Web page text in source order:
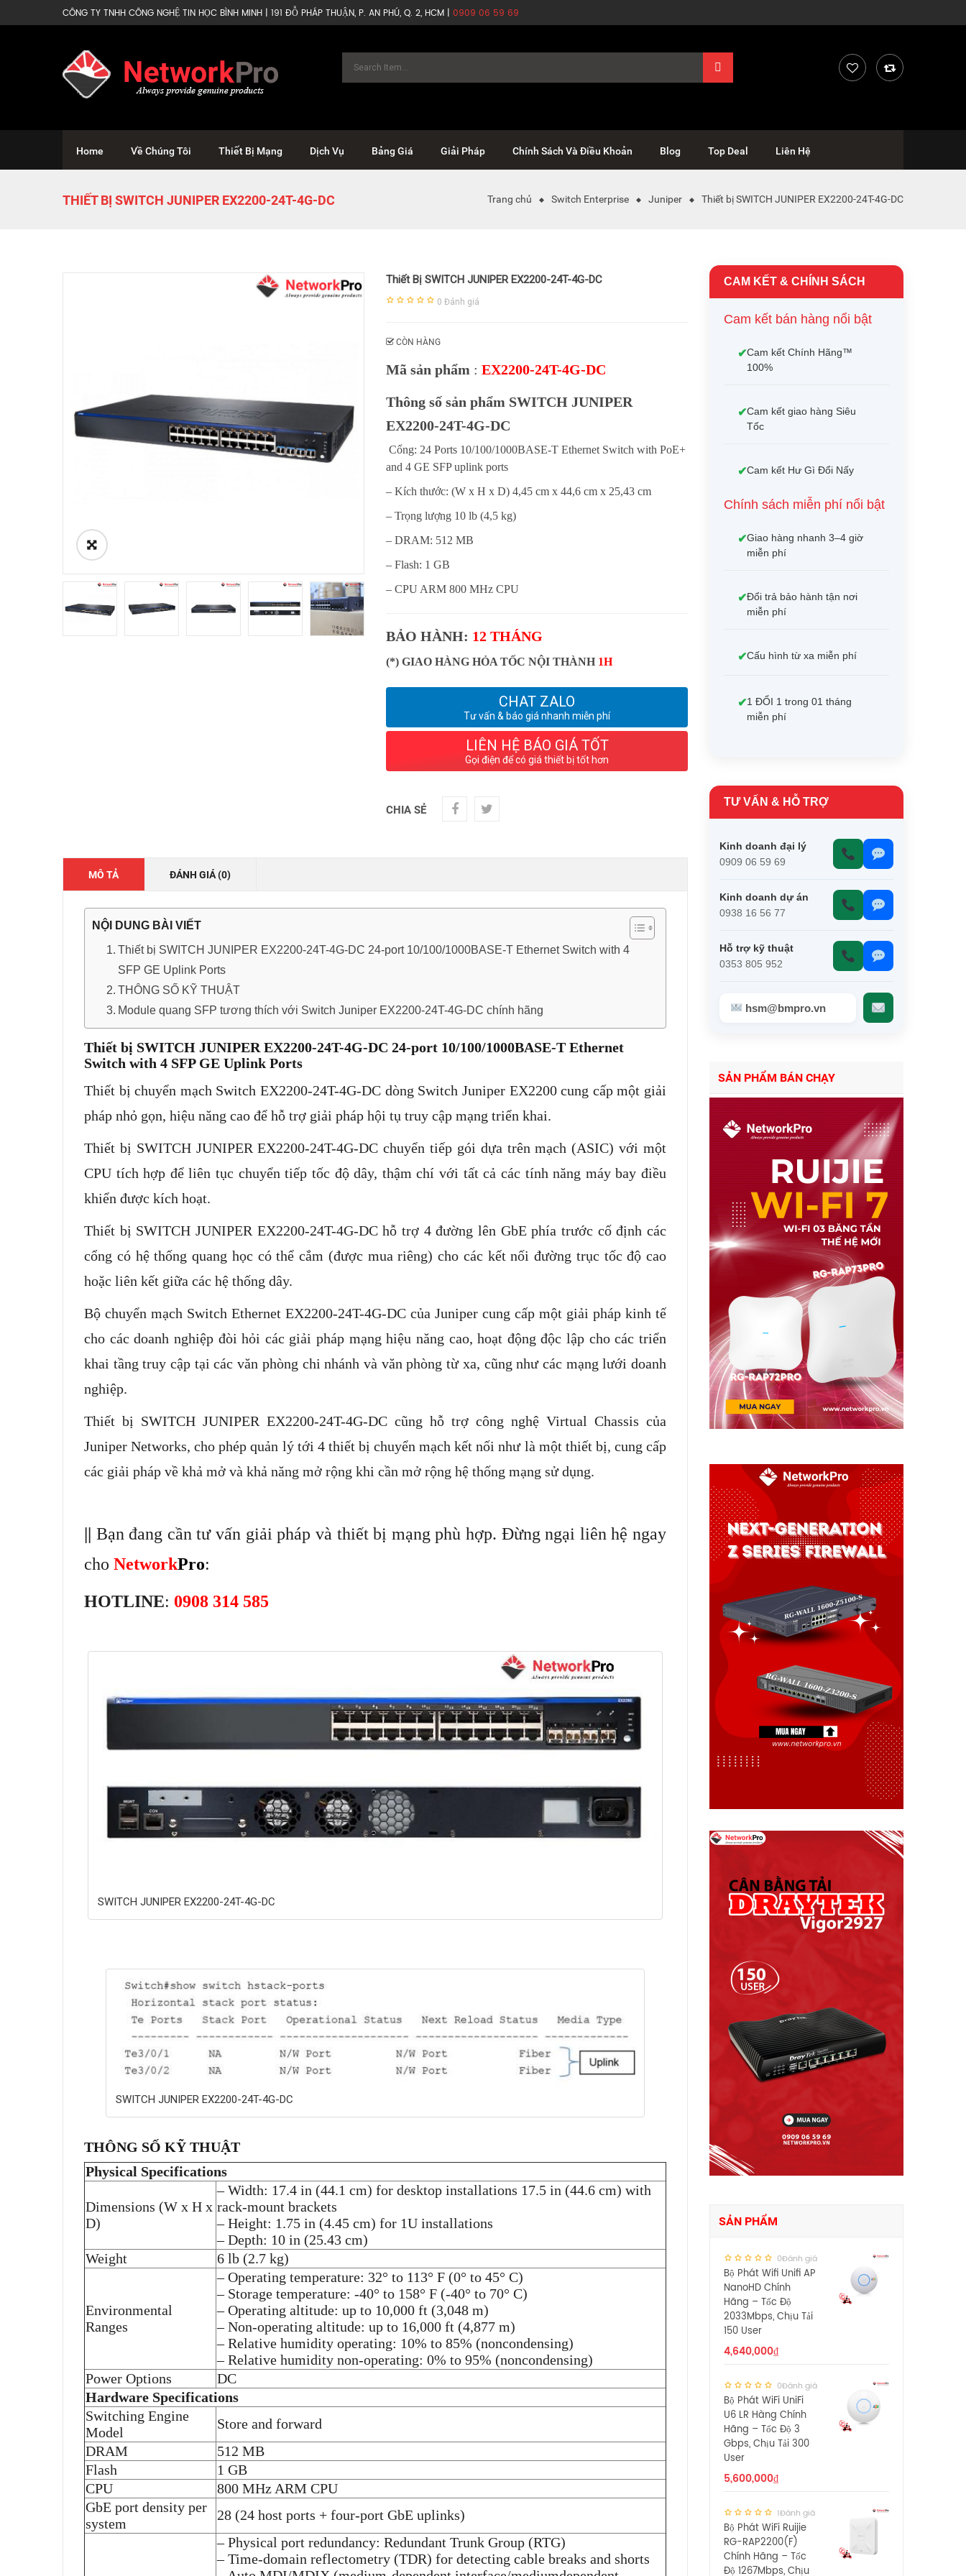
CÔNG TY TNHH CÔNG NGHỆ TIN HỌC BÌNH MINH | 191 ĐỖ PHÁP THUẬN, P. AN PHÚ, Q. 2, HCM | 0909 06 59 69
Home Về Chúng Tôi Thiết Bị Mạng Dịch Vụ Bảng Giá Giải Pháp Chính Sách Và Điều Khoản Blog Top Deal Liên Hệ
THIẾT BỊ SWITCH JUNIPER EX2200-24T-4G-DC Trang chủ Switch Enterprise Juniper Thiết bị SWITCH JUNIPER EX2200-24T-4G-DC
Thiết Bị SWITCH JUNIPER EX2200-24T-4G-DC
0 Đánh giá
CÒN HÀNG
Mã sản phẩm : EX2200-24T-4G-DC
Thông số sản phẩm SWITCH JUNIPER
EX2200-24T-4G-DC
Cổng: 24 Ports 10/100/1000BASE-T Ethernet Switch with PoE+
and 4 GE SFP uplink ports
– Kích thước: (W x H x D) 4,45 cm x 44,6 cm x 25,43 cm
– Trọng lượng 10 lb (4,5 kg)
– DRAM: 512 MB
– Flash: 1 GB
– CPU ARM 800 MHz CPU
BẢO HÀNH: 12 THÁNG
(*) GIAO HÀNG HỎA TỐC NỘI THÀNH 1H
CHAT ZALO
Tư vấn & báo giá nhanh miễn phí
LIÊN HỆ BÁO GIÁ TỐT
Gọi điện để có giá thiết bị tốt hơn
CHIA SẺ
MÔ TẢ ĐÁNH GIÁ (0)
NỘI DUNG BÀI VIẾT
Thiết bị SWITCH JUNIPER EX2200-24T-4G-DC 24-port 10/100/1000BASE-T Ethernet Switch with 4
SFP GE Uplink Ports
THÔNG SỐ KỸ THUẬT
Module quang SFP tương thích với Switch Juniper EX2200-24T-4G-DC chính hãng
Thiết bị SWITCH JUNIPER EX2200-24T-4G-DC 24-port 10/100/1000BASE-T Ethernet
Switch with 4 SFP GE Uplink Ports
Thiết bị chuyển mạch Switch EX2200-24T-4G-DC dòng Switch Juniper EX2200 cung cấp một giải
pháp nhỏ gọn, hiệu năng cao để hỗ trợ giải pháp hội tụ truy cập mạng triển khai.
Thiết bị SWITCH JUNIPER EX2200-24T-4G-DC chuyển tiếp gói dựa trên mạch (ASIC) với một
CPU tích hợp để liên tục chuyển tiếp tốc độ dây, thậm chí với tất cả các tính năng máy bay điều
khiển được kích hoạt.
Thiết bị SWITCH JUNIPER EX2200-24T-4G-DC hỗ trợ 4 đường lên GbE phía trước cố định các
cổng có hệ thống quang học có thể cắm (được mua riêng) cho các kết nối đường trục tốc độ cao
hoặc liên kết giữa các hệ thống dây.
Bộ chuyển mạch Switch Ethernet EX2200-24T-4G-DC của Juniper cung cấp một giải pháp kinh tế
cho các doanh nghiệp đòi hỏi các giải pháp mạng hiệu năng cao, hoạt động độc lập cho các triển
khai tầng truy cập tại các văn phòng chi nhánh và văn phòng từ xa, cũng như các mạng lưới doanh
nghiệp.
Thiết bị SWITCH JUNIPER EX2200-24T-4G-DC cũng hỗ trợ công nghệ Virtual Chassis của
Juniper Networks, cho phép quản lý tới 4 thiết bị chuyển mạch kết nối như là một thiết bị, cung cấp
các giải pháp về khả mở và khả năng mở rộng khi cần mở rộng hệ thống mạng sử dụng.
|| Bạn đang cần tư vấn giải pháp và thiết bị mạng phù hợp. Đừng ngại liên hệ ngay
cho NetworkPro:
HOTLINE: 0908 314 585
SWITCH JUNIPER EX2200-24T-4G-DC
SWITCH JUNIPER EX2200-24T-4G-DC
THÔNG SỐ KỸ THUẬT
Physical Specifications
Dimensions (W x H x
D)
– Width: 17.4 in (44.1 cm) for desktop installations 17.5 in (44.6 cm) with
rack-mount brackets
– Height: 1.75 in (4.45 cm) for 1U installations
– Depth: 10 in (25.43 cm)
Weight
6 lb (2.7 kg)
Environmental
Ranges
– Operating temperature: 32° to 113° F (0° to 45° C)
– Storage temperature: -40° to 158° F (-40° to 70° C)
– Operating altitude: up to 10,000 ft (3,048 m)
– Non-operating altitude: up to 16,000 ft (4,877 m)
– Relative humidity operating: 10% to 85% (noncondensing)
– Relative humidity non-operating: 0% to 95% (noncondensing)
Power Options
DC
Hardware Specifications
Switching Engine
Model
Store and forward
DRAM
512 MB
Flash
1 GB
CPU
800 MHz ARM CPU
GbE port density per
system
28 (24 host ports + four-port GbE uplinks)
– Physical port redundancy: Redundant Trunk Group (RTG)
– Time-domain reflectometry (TDR) for detecting cable breaks and shorts
CAM KẾT & CHÍNH SÁCH
Cam kết bán hàng nổi bật
Cam kết Chính Hãng™
100%
Cam kết giao hàng Siêu
Tốc
Cam kết Hư Gì Đổi Nấy
Chính sách miễn phí nổi bật
Giao hàng nhanh 3–4 giờ
miễn phí
Đổi trả bảo hành tận nơi
miễn phí
Cấu hình từ xa miễn phí
1 ĐỔI 1 trong 01 tháng
miễn phí
TƯ VẤN & HỖ TRỢ
Kinh doanh đại lý
0909 06 59 69
Kinh doanh dự án
0938 16 56 77
Hỗ trợ kỹ thuật
0353 805 952
hsm@bmpro.vn
SẢN PHẨM BÁN CHẠY
SẢN PHẨM
0Đánh giá
Bộ Phát Wifi Unifi AP
NanoHD Chính
Hãng – Tốc Độ
2033Mbps, Chịu Tải
150 User
4,640,000₫
0Đánh giá
Bộ Phát WiFi UniFi
U6 LR Hàng Chính
Hãng – Tốc Độ 3
Gbps, Chịu Tải 300
User
5,600,000₫
1Đánh giá
Bộ Phát WiFi Ruijie
RG-RAP2200(F)
Chính Hãng – Tốc
Độ 1267Mbps, Chịu